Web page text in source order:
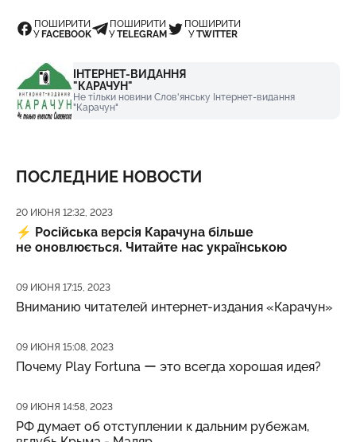
ПОШИРИТИ
У FACEBOOK
ПОШИРИТИ
УTELEGRAM
ПОШИРИТИ
УTWITTER
ІНТЕРНЕТ-ВИДАННЯ
"КАРАЧУН"
Не тільки новини Слов'янську Інтернет-видання
"Карачун"
ПОСЛЕДНИЕ НОВОСТИ
Дата публикации
20 ИЮНЯ 12:32, 2023
⚡️ Російська версія Карачуна більше
не оновлюється. Читайте нас українською
Дата публикации
09 ИЮНЯ 17:15, 2023
Вниманию читателей интернет-издания «Карачун»
Дата публикации
09 ИЮНЯ 15:08, 2023
Почему Play Fortuna ー это всегда хорошая идея?
Дата публикации
09 ИЮНЯ 14:58, 2023
РФ думает об отступлении к дальним рубежам,